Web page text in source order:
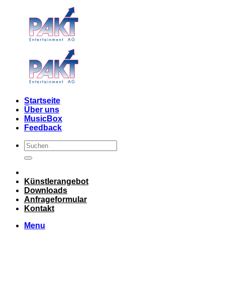
Startseite
Über uns
MusicBox
Feedback
Künstlerangebot
Downloads
Anfrageformular
Kontakt
Menu